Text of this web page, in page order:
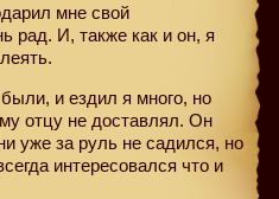
мне свой
рад. И, также как и он, я
и ездил я много, но
отцу не доставлял. Он
уже за руль не садился, но
интересовался что и